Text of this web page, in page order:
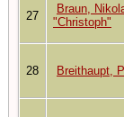
27
Braun,
"Christoph"
28 Breithaupt,